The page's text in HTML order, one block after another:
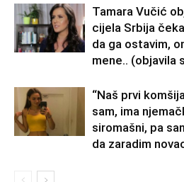
Tamara Vučić
cijela Srbija
da ga ostavim,
mene.. (objavila
“Naš prvi
sam, ima
siromašni, pa
da zaradim